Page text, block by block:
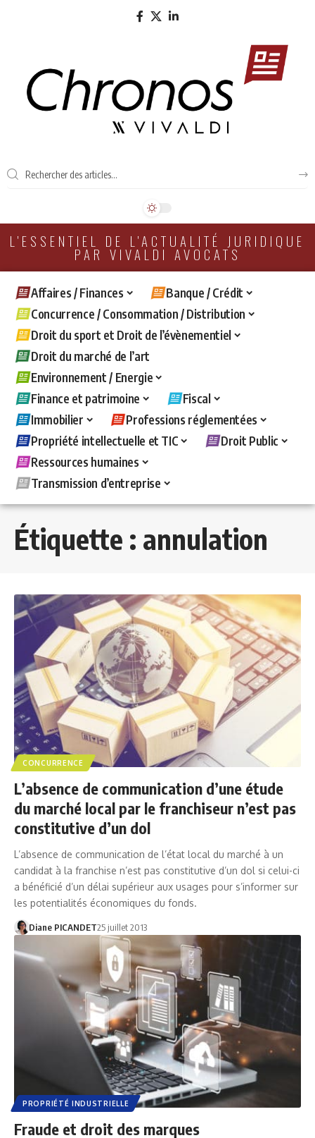
L'ESSENTIEL DE L'ACTUALITÉ JURIDIQUE
PAR VIVALDI AVOCATS
Affaires / Finances
Banque / Crédit
Concurrence / Consommation / Distribution
Droit du sport et Droit de l’évènementiel
Droit du marché de l’art
Environnement / Energie
Finance et patrimoine
Fiscal
Immobilier
Professions réglementées
Propriété intellectuelle et TIC
Droit Public
Ressources humaines
Transmission d’entreprise
Étiquette : annulation
CONCURRENCE
L’absence de communication d’une étude
du marché local par le franchiseur n’est pas
constitutive d’un dol
L’absence de communication de l’état local du marché à un
candidat à la franchise n’est pas constitutive d’un dol si celui-ci
a bénéficié d’un délai supérieur aux usages pour s’informer sur
les potentialités économiques du fonds.
Diane PICANDET25 juillet 2013
PROPRIÉTÉ INDUSTRIELLE
Fraude et droit des marques